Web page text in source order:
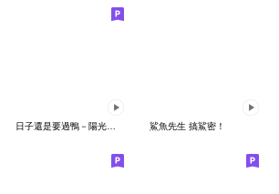
鯊魚先生 搞鯊密！